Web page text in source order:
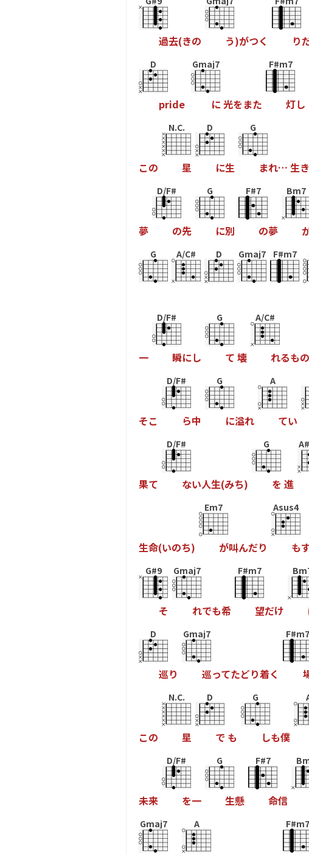
過去(きの う)がつく り
D
pride
Gmaj7
に光をまた
F#m7
灯し
この
N.C.
星
D
に生
G
まれ… 生き
夢
D/F#
の先
G
に別
F#7
の夢
Bm7
G A/C# D Gmaj7 F#m7
一
D/F#
瞬にし
G
て 壊
A/C#
れるもの
そこ
D/F#
ら中
G
に溢れ
A
てい
果て
D/F#
ない人生(みち)
G
を 進
生命(いのち)
Em7
が叫んだり
Asus4
も
G#9
そ
Gmaj7
れでも希
F#m7
望だけ
D
巡り
Gmaj7
巡ってたどり着く
F#m7
この
N.C.
星
D
で も
G
しも僕
未来
D/F#
を一
G
生懸
F#7
命信
Gmaj7 A F#m7